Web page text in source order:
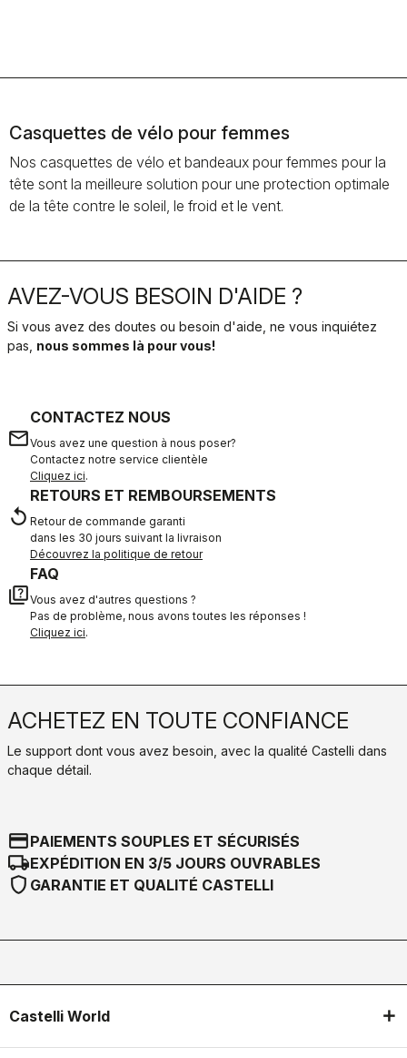
Casquettes de vélo pour femmes
Nos casquettes de vélo et bandeaux pour femmes pour la
tête sont la meilleure solution pour une protection optimale
de la tête contre le soleil, le froid et le vent.
AVEZ-VOUS BESOIN D'AIDE ?
Si vous avez des doutes ou besoin d'aide, ne vous inquiétez
pas, nous sommes là pour vous!
email
CONTACTEZ NOUS
Vous avez une question à nous poser?
Contactez notre service clientèle
Cliquez ici.
replay
RETOURS ET REMBOURSEMENTS
Retour de commande garanti
dans les 30 jours suivant la livraison
Découvrez la politique de retour
quiz
FAQ
Vous avez d'autres questions ?
Pas de problème, nous avons toutes les réponses !
Cliquez ici.
ACHETEZ EN TOUTE CONFIANCE
Le support dont vous avez besoin, avec la qualité Castelli dans
chaque détail.
credit_cardPAIEMENTS SOUPLES ET SÉCURISÉS
local_shippingEXPÉDITION EN 3/5 JOURS OUVRABLES
shield GARANTIE ET QUALITÉ CASTELLI
Castelli World